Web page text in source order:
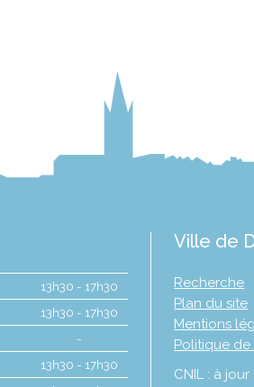
13h30 - 17h30
13h30 - 17h30
-
13h30 - 17h30
Ville de
Recherche
Plan du site
Mentions
Politique
CNIL : à jour